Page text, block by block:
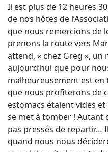
Il est plus de 12 heures
de nos hôtes de
que nous remercions de
prenons la route vers
attend, « chez Greg »,
aujourd’hui que pour
malheureusement est
que nous profiterons de
estomacs étaient vides
se met à tomber ! Autant
pas pressés de repartir…
quand nous nous